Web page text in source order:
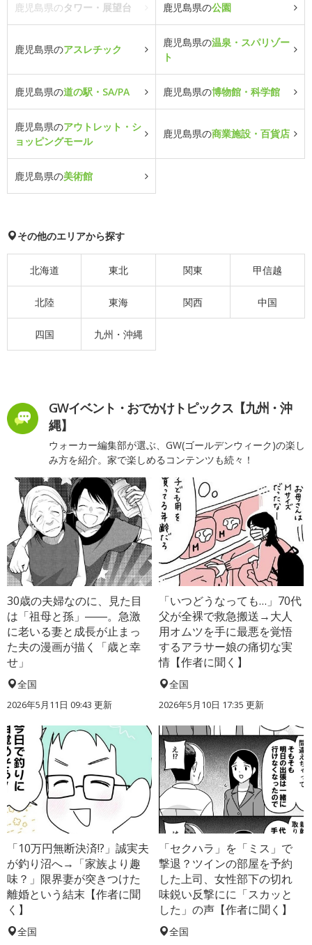
鹿児島県のタワー・展望台 鹿児島県の公園
鹿児島県のアスレチック
鹿児島県の温泉・スパリゾー
ト
鹿児島県の道の駅・SA/PA 鹿児島県の博物館・科学館
鹿児島県のアウトレット・シ
ョッピングモール
鹿児島県の商業施設・百貨店
鹿児島県の美術館
その他のエリアから探す
北海道 東北 関東 甲信越
北陸 東海 関西 中国
四国 九州・沖縄
GWイベント・おでかけトピックス【九州・沖
縄】
ウォーカー編集部が選ぶ、GW(ゴールデンウィーク)の楽し
み方を紹介。家で楽しめるコンテンツも続々！
30歳の夫婦なのに、見た目
は「祖母と孫」――。急激
に老いる妻と成長が止まっ
た夫の漫画が描く「歳と幸
せ」
全国
2026年5月11日 09:43 更新
「いつどうなっても…」70代
父が全裸で救急搬送→大人
用オムツを手に最悪を覚悟
するアラサー娘の痛切な実
情【作者に聞く】
全国
2026年5月10日 17:35 更新
「10万円無断決済!?」誠実夫
が釣り沼へ→「家族より趣
味？」限界妻が突きつけた
離婚という結末【作者に聞
く】
全国
「セクハラ」を「ミス」で
撃退？ツインの部屋を予約
した上司、女性部下の切れ
味鋭い反撃にに「スカッと
した」の声【作者に聞く】
全国